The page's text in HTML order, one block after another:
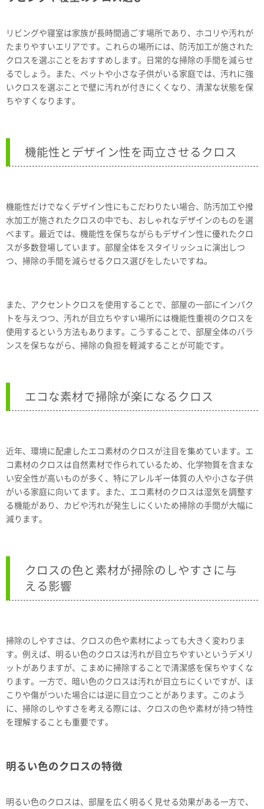
リビングや寝室は家族が長時間過ごす場所であり、ホコリや汚れが
たまりやすいエリアです。これらの場所には、防汚加工が施された
クロスを選ぶことをおすすめします。日常的な掃除の手間を減らせ
るでしょう。また、ペットや小さな子供がいる家庭では、汚れに強
いクロスを選ぶことで壁に汚れが付きにくくなり、清潔な状態を保
ちやすくなります。
機能性とデザイン性を両立させるクロス
機能性だけでなくデザイン性にもこだわりたい場合、防汚加工や撥
水加工が施されたクロスの中でも、おしゃれなデザインのものを選
べます。最近では、機能性を保ちながらもデザイン性に優れたクロ
スが多数登場しています。部屋全体をスタイリッシュに演出しつ
つ、掃除の手間を減らせるクロス選びをしたいですね。
また、アクセントクロスを使用することで、部屋の一部にインパク
トを与えつつ、汚れが目立ちやすい場所には機能性重視のクロスを
使用するという方法もあります。こうすることで、部屋全体のバラ
ンスを保ちながら、掃除の負担を軽減することが可能です。
エコな素材で掃除が楽になるクロス
近年、環境に配慮したエコ素材のクロスが注目を集めています。エ
コ素材のクロスは自然素材で作られているため、化学物質を含まな
い安全性が高いものが多く、特にアレルギー体質の人や小さな子供
がいる家庭に向いてます。また、エコ素材のクロスは湿気を調整す
る機能があり、カビや汚れが発生しにくいため掃除の手間が大幅に
減ります。
クロスの色と素材が掃除のしやすさに与
える影響
掃除のしやすさは、クロスの色や素材によっても大きく変わりま
す。例えば、明るい色のクロスは汚れが目立ちやすいというデメリ
ットがありますが、こまめに掃除することで清潔感を保ちやすくな
ります。一方で、暗い色のクロスは汚れが目立ちにくいですが、ほ
こりや傷がついた場合には逆に目立つことがあります。このよう
に、掃除のしやすさを考える際には、クロスの色や素材が持つ特性
を理解することも重要です。
明るい色のクロスの特徴
明るい色のクロスは、部屋を広く明るく見せる効果がある一方で、